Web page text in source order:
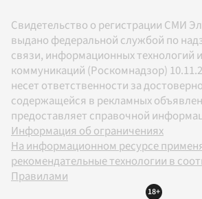
Свидетельство о регистрации СМИ
выдано федеральной службой по
связи, информационных технологий
коммуникаций (Роскомнадзор)
несет ответственности за
содержащейся в рекламных
предоставляет справочной
Информация об ограничениях
На информационном ресурсе
рекомендательные технологии в
Правилами
18+